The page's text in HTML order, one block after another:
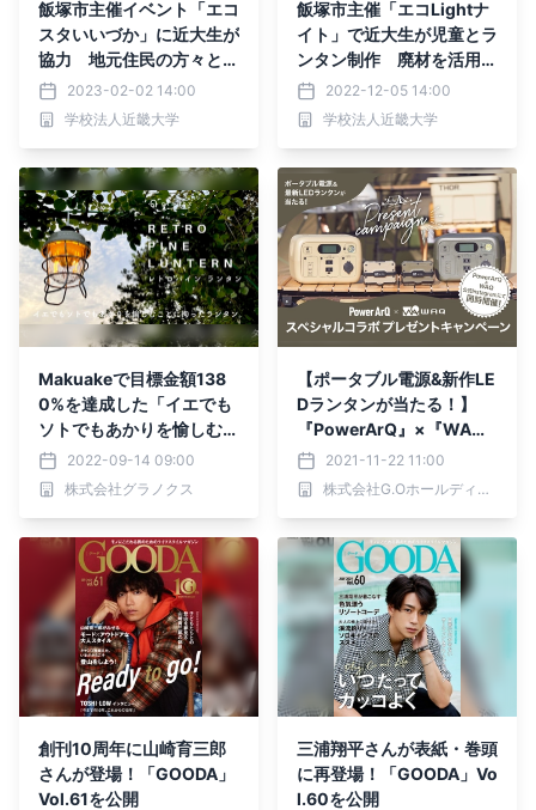
飯塚市主催イベント「エコ
スタいいづか」に近大生が
協力 地元住民の方々と一
緒に、環境にやさしいラン
タンを制作
2023-02-02 14:00
学校法人近畿大学
飯塚市主催「エコLightナ
イト」で近大生が児童とラ
ンタン制作 廃材を活用し
た制作イベントを通し、エ
コや省エネについて考える
2022-12-05 14:00
学校法人近畿大学
Makuakeで目標金額138
0%を達成した「イエでも
ソトでもあかりを愉しむこ
とに拘ったランタン "レト
ロパインランタン"」の一
般発売を開始。
2022-09-14 09:00
株式会社グラノクス
【ポータブル電源&新作LE
Dランタンが当たる！】
『PowerArQ』×『WA
Q』スペシャルコラボキャ
ンペーン
2021-11-22 11:00
株式会社G.Oホールディングス
創刊10周年に山崎育三郎
さんが登場！「GOODA」
Vol.61を公開
三浦翔平さんが表紙・巻頭
に再登場！「GOODA」Vo
l.60を公開